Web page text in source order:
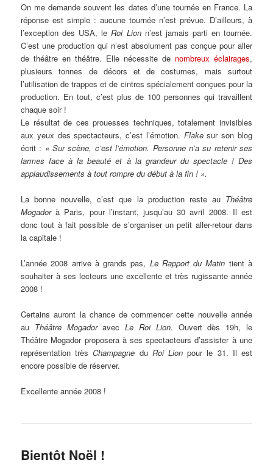
On me demande souvent les dates d’une tournée en France. La
réponse est simple : aucune tournée n’est prévue. D’ailleurs, à
l’exception des USA, leRoi Lionn’est jamais parti en tournée.
C’est une production qui n’est absolument pas conçue pour aller
de théâtre en théâtre. Elle nécessite de nombreux éclairages,
plusieurs tonnes de décors et de costumes, mais surtout
l’utilisation de trappes et de cintres spécialement conçues pour la
production. En tout, c’est plus de 100 personnes qui travaillent
chaque soir !
Le résultat de ces prouesses techniques, totalement invisibles
aux yeux des spectacteurs, c’est l’émotion. Flakesur son blog
écrit : « Sur scène, c’est l’émotion. Personne n’a su retenir ses
larmes face à la beauté et à la grandeur du spectacle ! Des
applaudissements à tout rompre du début à la fin ! ».
La bonne nouvelle, c’est que la production reste auThéâtre
Mogadorà Paris, pour l’instant, jusqu’au 30 avril 2008. Il est
donc tout à fait possible de s’organiser un petit aller-retour dans
la capitale !
L’année 2008 arrive à grands pas, Le Rapport du Matin tient à
souhaiter à ses lecteurs une excellente et très rugissante année
2008 !
Certains auront la chance de commencer cette nouvelle année
au Théâtre MogadoravecLe Roi Lion. Ouvert dès 19h, le
Théâtre Mogador proposera à ses spectacteurs d’assister à une
représentation trèsChampagne du Roi Lion pour le 31. Il est
encore possible de réserver.
Excellente année 2008 !
Bientôt Noël !